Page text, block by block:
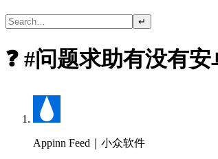
↵
❓ #问题求助有没有
Appinn Feed｜小众软件